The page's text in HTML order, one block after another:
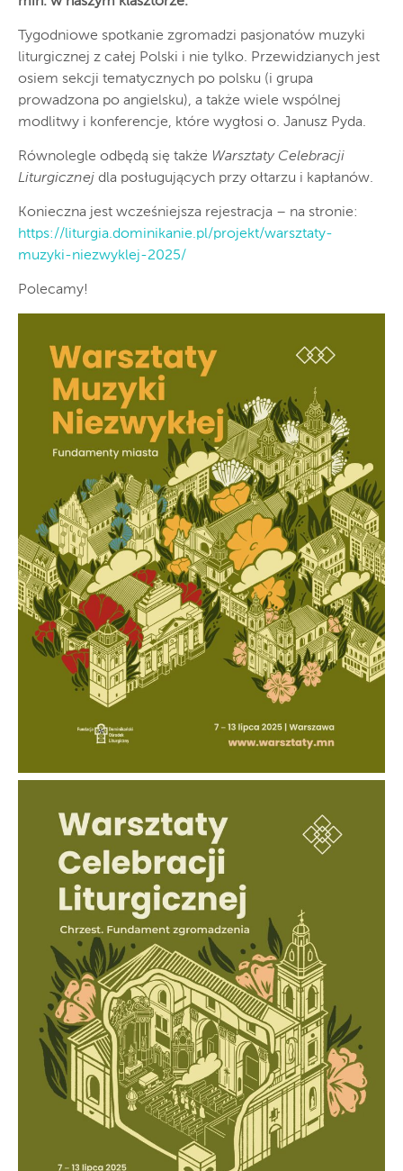
Tygodniowe spotkanie zgromadzi pasjonatów muzyki
liturgicznej z całej Polski i nie tylko. Przewidzianych jest
osiem sekcji tematycznych po polsku (i grupa
prowadzona po angielsku), a także wiele wspólnej
modlitwy i konferencje, które wygłosi o. Janusz Pyda.
Równolegle odbędą się także Warsztaty Celebracji
Liturgicznej dla posługujących przy ołtarzu i kapłanów.
Konieczna jest wcześniejsza rejestracja – na stronie:
https://liturgia.dominikanie.pl/projekt/warsztaty-
muzyki-niezwyklej-2025/
Polecamy!